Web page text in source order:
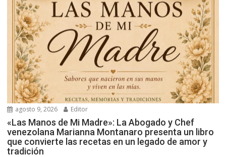
agosto 9, 2026 Editor
«Las Manos de Mi Madre»: La Abogado y Chef
venezolana Marianna Montanaro presenta un libro
que convierte las recetas en un legado de amor y
tradición